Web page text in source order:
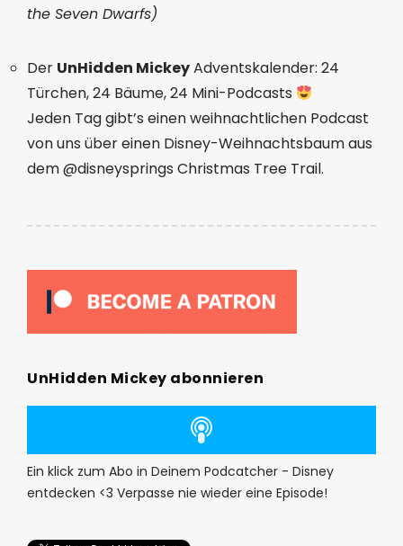
the Seven Dwarfs)
Der UnHidden MickeyAdventskalender: 24
Türchen, 24 Bäume, 24 Mini-Podcasts
Jeden Tag gibt’s einen weihnachtlichen Podcast
von uns über einen Disney-Weihnachtsbaum aus
dem @disneysprings Christmas Tree Trail.
UnHidden Mickey abonnieren
Ein klick zum Abo in Deinem Podcatcher - Disney
entdecken <3 Verpasse nie wieder eine Episode!